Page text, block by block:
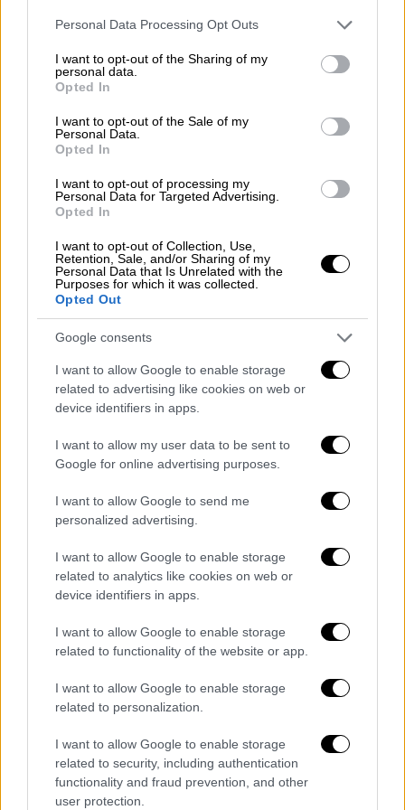
Please note that this website/app uses one or more Google
not limited to your visit or usage behaviour. You may click to
grant or deny consent to Google and its third-party tags to
use your data for below specified purposes in below Google
consent section.
Personal Data Processing Opt Outs
I want to opt-out of the Sharing of my
personal data.
Opted In
I want to opt-out of the Sale of my
Personal Data.
Opted In
I want to opt-out of processing my
Personal Data for Targeted Advertising.
Opted In
I want to opt-out of Collection, Use,
Retention, Sale, and/or Sharing of my
Personal Data that Is Unrelated with the
Purposes for which it was collected.
Opted Out
Google consents
I want to allow Google to enable storage
related to advertising like cookies on web or
device identifiers in apps.
I want to allow my user data to be sent to
Google for online advertising purposes.
I want to allow Google to send me
personalized advertising.
I want to allow Google to enable storage
related to analytics like cookies on web or
device identifiers in apps.
I want to allow Google to enable storage
related to functionality of the website or app.
I want to allow Google to enable storage
related to personalization.
I want to allow Google to enable storage
related to security, including authentication
functionality and fraud prevention, and other
user protection.
απαιτητικό διεθνές κοινό που έρχεται στο
νησί για να τους παρακολουθήσει.
Στα ονόματα των μουσικών που διαπρέπουν
στις πιο σπουδαίες μουσικές σκηνές του
κόσμου, ξεχωρίζουμε φέτος τη γερμανίδα
βιολίστριες του καιρού μας, το ρώσο
βιολιστή Kirill Troussov, «έναν από τους πιο
χαρισματικούς της γενιάς του» (Harald
Eggebrecht, Suddeutsche Zeitung), τον Tobias
Feldmann, «έναν μουσικό με τη δική του,
διακριτή μουσική ταυτότητα» (The Strad),
τον τσελίστα Benedict Klockner που
David Orlowsky, έναν από τους κορυφαίους
σύγχρονους κλαρινετίστες με εντυπωσιακό
Φέτος, στις 17 Αυγούστου, θα ακουστεί σε
Δημήτρη Παπαδημητρίου, «Ενδογένεση -
Όντογένεση», «Το Πέταγμα του Αετού», ενώ
το ΔιΦεΜΜ, θα εντάξει και φέτος τις
εναρκτήριες δράσεις του στο 3ο Φεστιβάλ
της Περιφέρειας Β. Αιγαίου, «Ανθρώπων
Τέχνη…. – Ειρήνης Φάροι».
Με τις Μουσικές Στιγμές (Molyvos Musical
Moments) που θα πραγματοποιούνται τα
πρωινά σε απρόβλεπτα σημεία του χωριού
και τη Συναυλία για παιδιά και νέους να
συμπληρώνουν το πρόγραμμα, το Διεθνές
Φεστιβάλ Μουσικής Μολύβου καλεί και